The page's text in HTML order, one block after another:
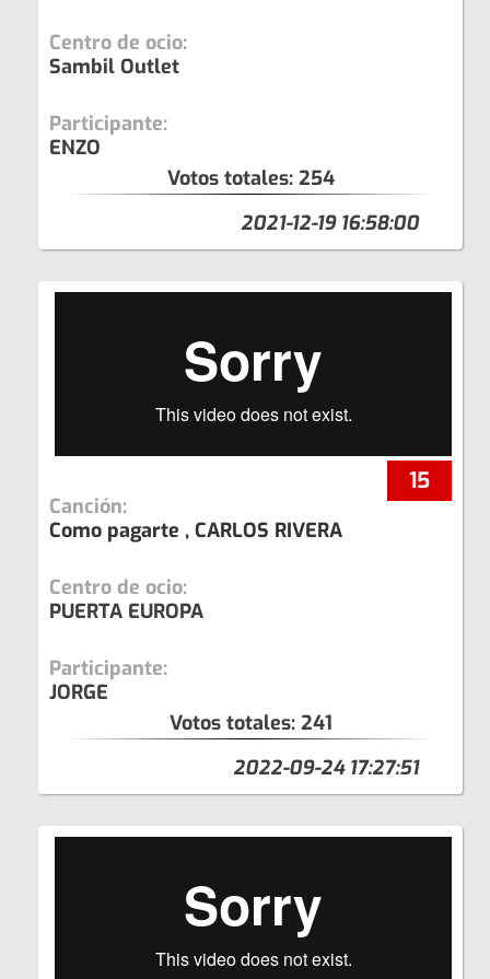
Centro de ocio:
Sambil Outlet
Participante:
ENZO
Votos totales: 254
2021-12-19 16:58:00
15
Canción:
Como pagarte , CARLOS RIVERA
Centro de ocio:
PUERTA EUROPA
Participante:
JORGE
Votos totales: 241
2022-09-24 17:27:51